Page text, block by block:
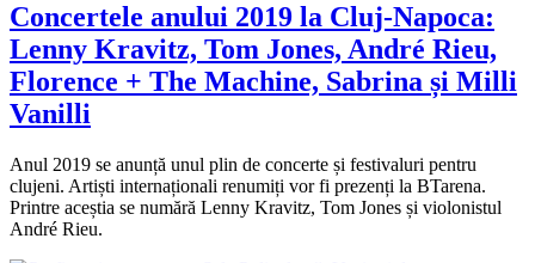
Concertele anului 2019 la Cluj-Napoca:
Lenny Kravitz, Tom Jones, André Rieu,
Florence + The Machine, Sabrina și Milli
Vanilli
Anul 2019 se anunță unul plin de concerte și festivaluri pentru
clujeni. Artiști internaționali renumiți vor fi prezenți la BTarena.
Printre aceștia se numără Lenny Kravitz, Tom Jones și violonistul
André Rieu.